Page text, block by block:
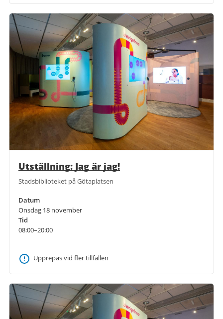
Utställning: Jag är jag!
Stadsbiblioteket på Götaplatsen
Datum
Onsdag 18 november
Tid
08:00–20:00
Upprepas vid fler tillfällen